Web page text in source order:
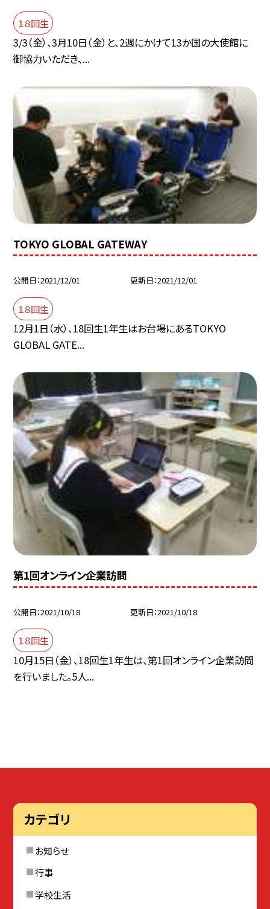
１８回生
3/3（金）、3月10日（金）と、2週にかけて13か国の大使館に
御協力いただき、...
TOKYO GLOBAL GATEWAY
公開日 2021/12/01 更新日 2021/12/01
１８回生
12月1日（水）、18回生1年生はお台場にあるTOKYO
GLOBAL GATE...
第1回オンライン企業訪問
公開日 2021/10/18 更新日 2021/10/18
１８回生
10月15日（金）、18回生1年生は、第1回オンライン企業訪問
を行いました。5人...
カテゴリ
お知らせ
行事
学校生活